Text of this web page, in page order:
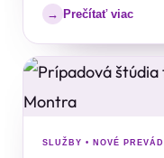
→ Prečítať viac
SLUŽBY • NOVÉ